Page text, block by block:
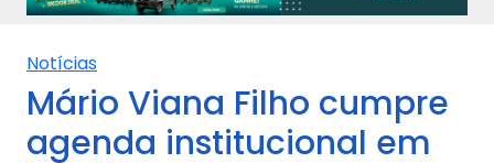
Notícias
Mário Viana Filho cumpre
agenda institucional em